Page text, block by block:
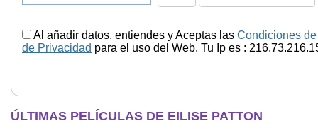
Al añadir datos, entiendes y Aceptas las Condiciones
de Privacidad para el uso del Web. Tu Ip es :
ÚLTIMAS PELÍCULAS DE EILISE PATTON